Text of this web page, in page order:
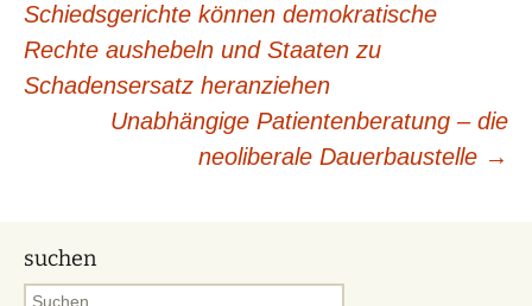
Schiedsgerichte können demokratische
Rechte aushebeln und Staaten zu
Schadensersatz heranziehen
Unabhängige Patientenberatung – die
neoliberale Dauerbaustelle →
suchen
Suchen